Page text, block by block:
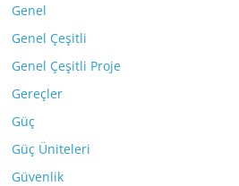
Genel
Genel Çeşitli
Genel Çeşitli Proje
Gereçler
Güç
Güç Üniteleri
Güvenlik